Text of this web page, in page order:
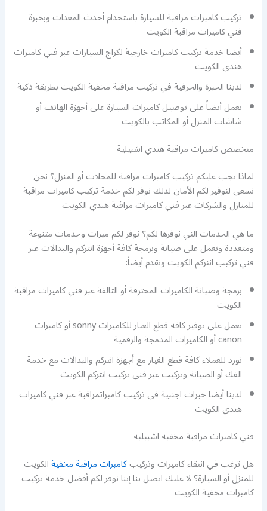
تركيب كاميرات مراقبة للسيارة باستخدام أحدث المعدات وبخبرة
فني كاميرات مراقبة الكويت
أيضا خدمة تركيب كاميرات خارجية لكراج السيارات عبر فني كاميرات
هندي الكويت
لدينا الخبرة والحرفية في تركيب مراقبة مخفية الكويت بطريقة ذكية
نعمل أيضاً على توصيل كاميرات السيارة على أجهزة الهاتف أو
شاشات المنزل أو المكاتب بالكويت
متخصص كاميرات مراقبة هندي اشبيلية
لماذا يجب عليكم تركيب كاميرات مراقبة للمحلات أو المنزل؟ نحن
نسعى لتوفير لكم الأمان لذلك نوفر لكم خدمة تركيب كاميرات مراقبة
للمنازل والشركات عبر فني كاميرات مراقبة هندي الكويت
ما هي الخدمات التي نوفرها لكم؟ نوفر لكم ميزات وخدمات متنوعة
ومتعددة ونعمل على صيانة وبرمجة كافة أجهزة انتركم والبدالات عبر
فني تركيب انتركم الكويت ونقدم أيضاً:
برمجة وصيانة الكاميرات المحترقة أو التالفة عبر فني كاميرات مراقبة
الكويت
نعمل على توفير كافة قطع الغيار للكاميرات sonny أو كاميرات
canon أو الكاميرات المدمجة والرقمية
نورد للعملاء كافة قطع الغيار مع أجهزة انتركم والبدالات مع خدمة
الفك أو الصيانة وتركيب عبر فني تركيب انتركم الكويت
لدينا أيضا خبرات اجنبية في تركيب كاميراتمراقبة عبر فني كاميرات
هندي الكويت
فني كاميرات مراقبة مخفية اشبيلية
هل ترغب في انتقاء كاميرات وتركيبكاميرات مراقبة مخفيةالكويت
للمنزل أو السيارة؟ لا عليك اتصل بنا إننا نوفر لكم أفضل خدمة تركيب
كاميرات مخفية الكويت